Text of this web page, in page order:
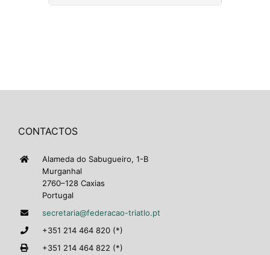
CONTACTOS
Alameda do Sabugueiro, 1-B
Murganhal
2760–128 Caxias
Portugal
secretaria@federacao-triatlo.pt
+351 214 464 820 (*)
+351 214 464 822 (*)